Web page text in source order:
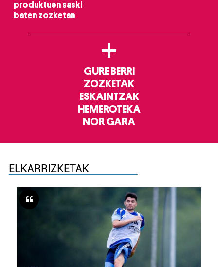
produktuen saski
baten zozketan
+
GURE BERRI
ZOZKETAK
ESKAINTZAK
HEMEROTEKA
NOR GARA
ELKARRIZKETAK